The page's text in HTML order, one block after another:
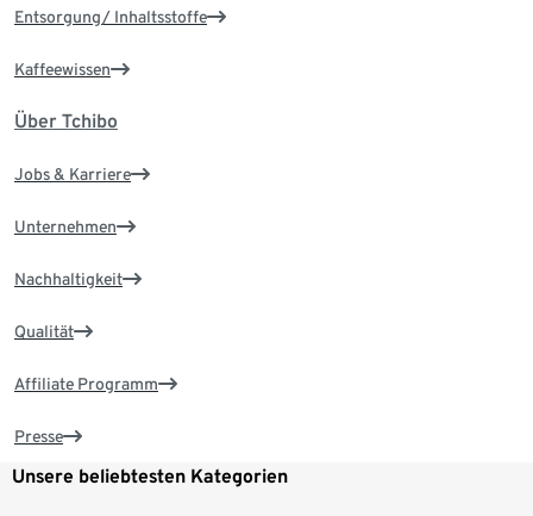
Entsorgung/ Inhaltsstoffe
Kaffeewissen
Über Tchibo
Jobs & Karriere
Unternehmen
Nachhaltigkeit
Qualität
Affiliate Programm
Presse
Unsere beliebtesten Kategorien